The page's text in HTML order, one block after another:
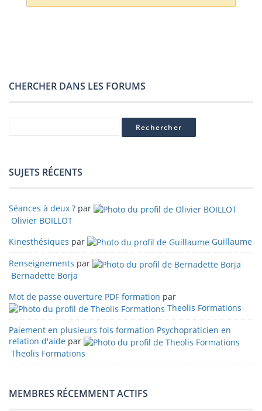
CHERCHER DANS LES FORUMS
SUJETS RÉCENTS
Séances à deux ? par
Olivier BOILLOT
Kinesthésiques par
Guillaume
Renseignements par
Bernadette Borja
Mot de passe ouverture PDF formation par
Theolis Formations
Paiement en plusieurs fois formation Psychopraticien en
relation d'aide par
Theolis Formations
MEMBRES RÉCEMMENT ACTIFS